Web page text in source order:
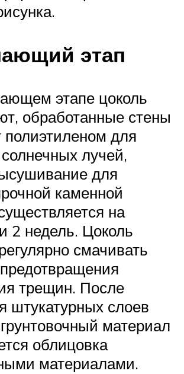
этап
этапе цоколь
обработанные стены
для
лучей,
для
каменной
на
2 недель. Цоколь
смачивать
трещин. После
штукатурных слоев
материал
облицовка
материалами.